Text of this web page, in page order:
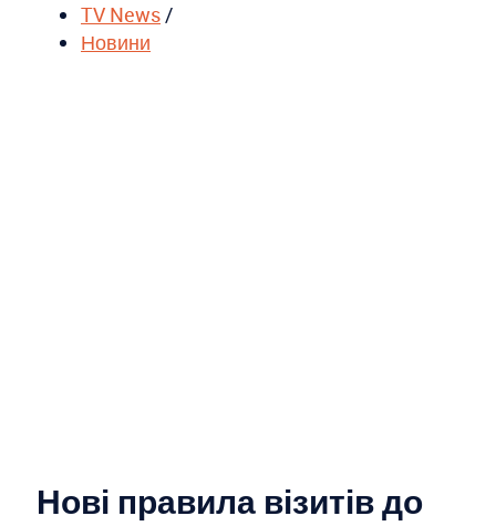
TV News/
Новини
Нові правила візитів до